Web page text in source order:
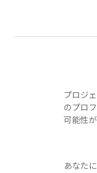
プロジ
のプロ
可能性が
あなた